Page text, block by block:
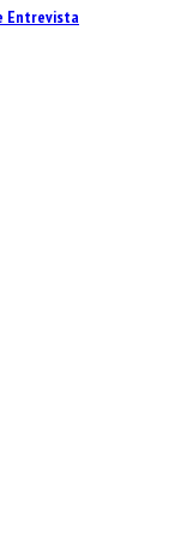
Entrevista